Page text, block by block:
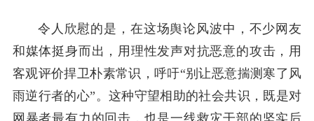
令人欣慰的是，在这场舆论风波中，不少网友
和媒体挺身而出，用理性发声对抗恶意的攻击，用
客观评价捍卫朴素常识，呼吁“别让恶意揣测寒了风
雨逆行者的心”。这种守望相助的社会共识，既是对
网暴者最有力的回击，也是一线救灾干部的坚实后